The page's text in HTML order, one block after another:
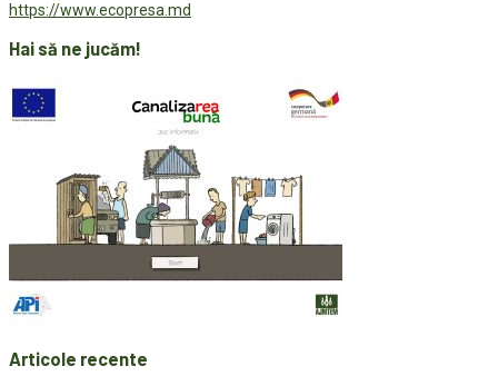
https://www.ecopresa.md
Hai să ne jucăm!
Articole recente